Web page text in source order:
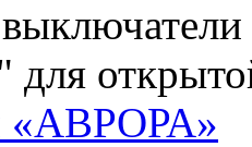
«АВРОРА»